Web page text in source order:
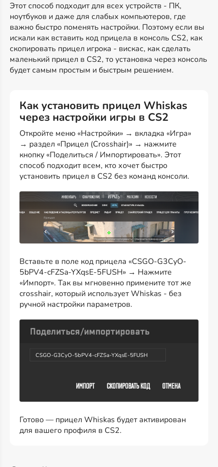
Этот способ подходит для всех устройств - ПК,
ноутбуков и даже для слабых компьютеров, где
важно быстро поменять настройки. Поэтому если вы
искали как вставить код прицела в консоль CS2, как
скопировать прицел игрока - вискас, как сделать
маленький прицел в CS2, то установка через консоль
будет самым простым и быстрым решением.
Как установить прицел Whiskas
через настройки игры в CS2
Откройте меню «Настройки» → вкладка «Игра»
→ раздел «Прицел (Crosshair)» → нажмите
кнопку «Поделиться / Импортировать». Этот
способ подходит всем, кто хочет быстро
установить прицел в CS2 без команд консоли.
Вставьте в поле код прицела «CSGO-G3CyO-
5bPV4-cFZSa-YXqsE-5FUSH» → Нажмите
«Импорт». Так вы мгновенно примените тот же
crosshair, который использует Whiskas - без
ручной настройки параметров.
CSGO-G3CyO-5bPV4-cFZSa-YXqsE-5FUSH
Готово — прицел Whiskas будет активирован
для вашего профиля в CS2.